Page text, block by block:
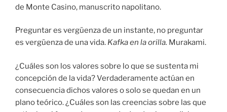
de Monte Casino, manuscrito napolitano.
Preguntar es vergüenza de un instante, no preguntar
es vergüenza de una vida. Kafka en la orilla. Murakami.
¿Cuáles son los valores sobre lo que se sustenta mi
concepción de la vida? Verdaderamente actúan en
consecuencia dichos valores o solo se quedan en un
plano teórico. ¿Cuáles son las creencias sobre las que